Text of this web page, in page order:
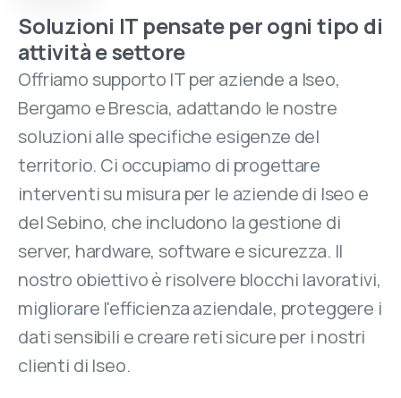
Soluzioni IT pensate per ogni tipo di
attività e settore
Offriamo supporto IT per aziende a Iseo,
Bergamo e Brescia, adattando le nostre
soluzioni alle specifiche esigenze del
territorio. Ci occupiamo di progettare
interventi su misura per le aziende di Iseo e
del Sebino, che includono la gestione di
server, hardware, software e sicurezza. Il
nostro obiettivo è risolvere blocchi lavorativi,
migliorare l'efficienza aziendale, proteggere i
dati sensibili e creare reti sicure per i nostri
clienti di Iseo.